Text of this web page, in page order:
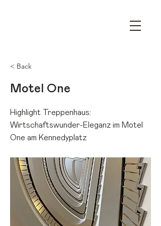
< Back
Motel One
Highlight Treppenhaus:
Wirtschaftswunder-Eleganz im Motel
One am Kennedyplatz